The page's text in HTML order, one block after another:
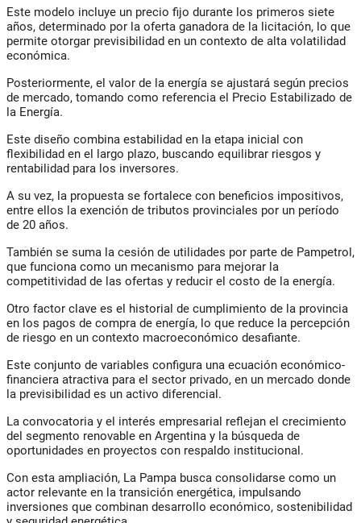
Este modelo incluye un precio fijo durante los primeros siete
años, determinado por la oferta ganadora de la licitación, lo que
permite otorgar previsibilidad en un contexto de alta volatilidad
económica.
Posteriormente, el valor de la energía se ajustará según precios
de mercado, tomando como referencia el Precio Estabilizado de
la Energía.
Este diseño combina estabilidad en la etapa inicial con
flexibilidad en el largo plazo, buscando equilibrar riesgos y
rentabilidad para los inversores.
A su vez, la propuesta se fortalece con beneficios impositivos,
entre ellos la exención de tributos provinciales por un período
de 20 años.
También se suma la cesión de utilidades por parte de Pampetrol,
que funciona como un mecanismo para mejorar la
competitividad de las ofertas y reducir el costo de la energía.
Otro factor clave es el historial de cumplimiento de la provincia
en los pagos de compra de energía, lo que reduce la percepción
de riesgo en un contexto macroeconómico desafiante.
Este conjunto de variables configura una ecuación económico-
financiera atractiva para el sector privado, en un mercado donde
la previsibilidad es un activo diferencial.
La convocatoria y el interés empresarial reflejan el crecimiento
del segmento renovable en Argentina y la búsqueda de
oportunidades en proyectos con respaldo institucional.
Con esta ampliación, La Pampa busca consolidarse como un
actor relevante en la transición energética, impulsando
inversiones que combinan desarrollo económico, sostenibilidad